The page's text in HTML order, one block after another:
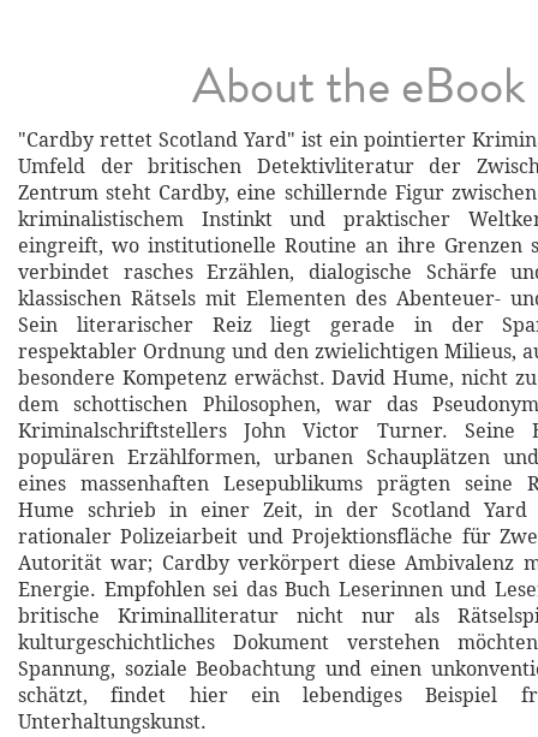
About the eBook
"Cardby rettet Scotland Yard" ist ein pointierter
Umfeld der britischen Detektivliteratur der
Zentrum steht Cardby, eine schillernde Figur
kriminalistischem Instinkt und praktischer
eingreift, wo institutionelle Routine an ihre Grenzen
verbindet rasches Erzählen, dialogische Schärfe
klassischen Rätsels mit Elementen des Abenteuer-
Sein literarischer Reiz liegt gerade in der
respektabler Ordnung und den zwielichtigen Milieus,
besondere Kompetenz erwächst. David Hume, nicht
dem schottischen Philosophen, war das
Kriminalschriftstellers John Victor Turner. Seine
populären Erzählformen, urbanen Schauplätzen
eines massenhaften Lesepublikums prägten seine
Hume schrieb in einer Zeit, in der Scotland Yard
rationaler Polizeiarbeit und Projektionsfläche für
Autorität war; Cardby verkörpert diese Ambivalenz
Energie. Empfohlen sei das Buch Leserinnen und
britische Kriminalliteratur nicht nur als
kulturgeschichtliches Dokument verstehen
Spannung, soziale Beobachtung und einen
schätzt, findet hier ein lebendiges Beispiel
Unterhaltungskunst.